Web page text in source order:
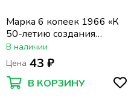
Марка 6 копеек 1966 «К
50-летию создания
Баргузинского
заповедника»
В наличии
Цена 43 ₽
В КОРЗИНУ